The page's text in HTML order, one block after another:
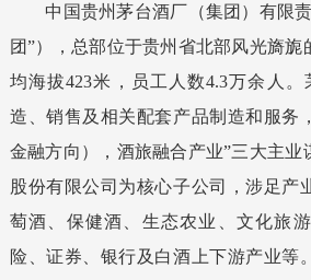
中国贵州茅台酒厂（集团）有限
团”），总部位于贵州省北部风光旖
均海拔423米，员工人数4.3万余人。
造、销售及相关配套产品制造和服务
金融方向），酒旅融合产业”三大主业
股份有限公司为核心子公司，涉足产
萄酒、保健酒、生态农业、文化旅
险、证券、银行及白酒上下游产业等